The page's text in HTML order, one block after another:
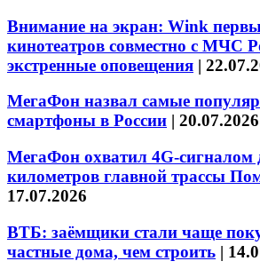
Внимание на экран: Wink
кинотеатров совместно с МЧС
экстренные оповещения |
МегаФон назвал самые
смартфоны в России | 20.07.2026
МегаФон охватил 4G-сигналом
километров главной трассы
17.07.2026
ВТБ: заёмщики стали чаще
частные дома, чем строить |